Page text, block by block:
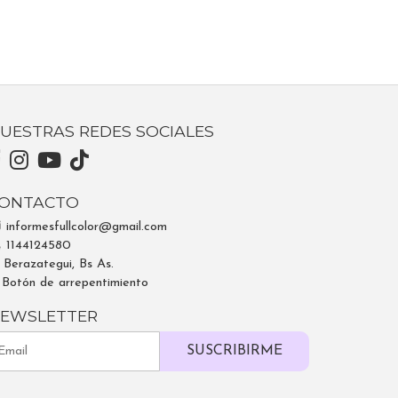
REDES SOCIALES
informesfullcolor@gmail.com
1144124580
Berazategui, Bs As.
Botón de arrepentimiento
SUSCRIBIRME